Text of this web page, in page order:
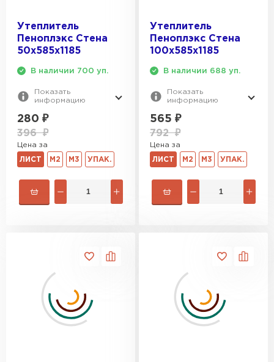
Утеплитель
Пеноплэкс Стена
50х585х1185
В наличии 700 уп.
Показать
информацию
280 ₽
396₽
Цена за
ЛИСТ М2 М3 УПАК.
Утеплитель
Пеноплэкс Стена
100х585х1185
В наличии 688 уп.
Показать
информацию
565 ₽
792₽
Цена за
ЛИСТ М2 М3 УПАК.
Утеплитель Теплекс
ПЕРЕЙТИ
Утеплитель Изомин
Рулонная кровля Брит
ПЕРЕЙТИ
Утеплитель Isoroc